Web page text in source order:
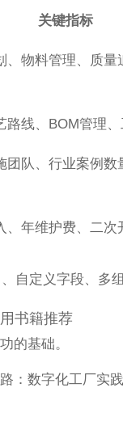
关键指标
、物料管理、质量
路线、BOM管理
团队、行业案例数
、年维护费、二次
自定义字段、多
书籍推荐
的基础。
：数字化工厂实